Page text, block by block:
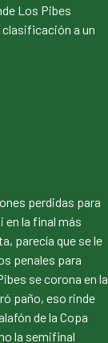
Los Pibes
a un
perdidas para
en la final más
parecía que se le
penales para
se corona en la
paño, eso rinde
de la Copa
la semifinal